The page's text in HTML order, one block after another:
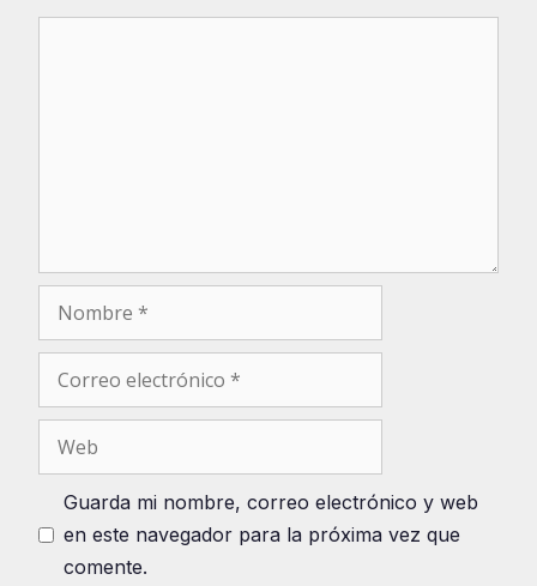
Guarda mi nombre, correo electrónico y web
en este navegador para la próxima vez que
comente.